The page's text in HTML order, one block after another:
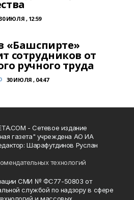
ИЮЛЯ , 12:59
«Башспирте»
сотрудников от
ручного труда
30 ИЮЛЯ , 04:47
- Сетевое издание
газета" учреждена АО ИА
Шарафутдинов Руслан
технологий
СМИ № ФС77-50803 от
службой по надзору в сфере